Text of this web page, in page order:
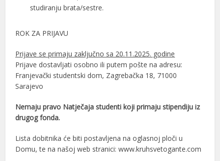
studiranju brata/sestre.
ROK ZA PRIJAVU
Prijave se primaju zaključno sa 20.11.2025. godine
Prijave dostavljati osobno ili putem pošte na adresu:
Franjevački studentski dom, Zagrebačka 18, 71000
Sarajevo
Nemaju pravo Natječaja studenti koji primaju stipendiju iz
drugog fonda.
Lista dobitnika će biti postavljena na oglasnoj ploči u
Domu, te na našoj web stranici: www.kruhsvetogante.com